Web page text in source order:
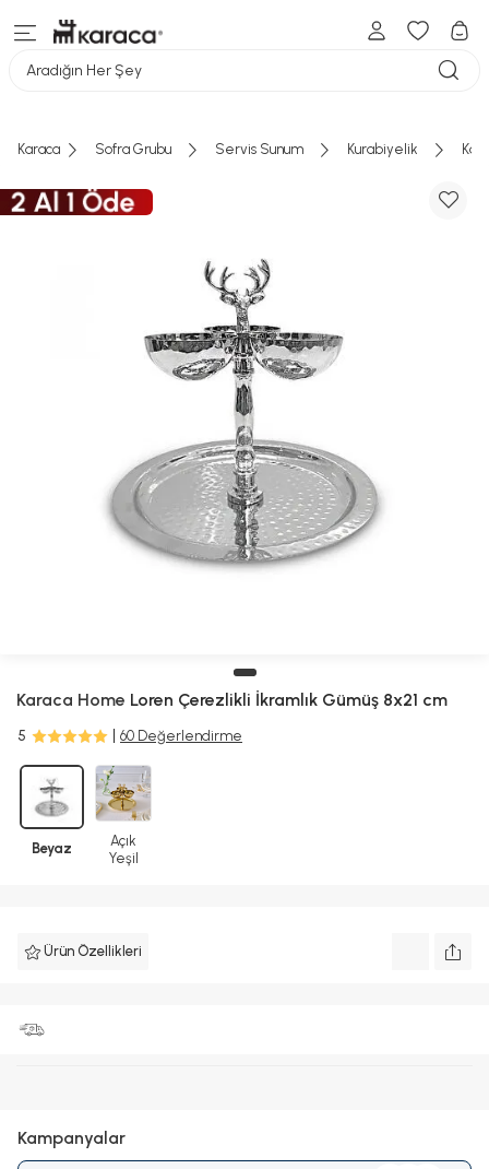
Aradığın Her Şey
Karaca Sofra Grubu Servis Sunum Kurabiyelik
Karaca Home Loren Çerezlikli İkramlık Gümüş 8x21 cm
5 60 Değerlendirme
Beyaz
Açık
Yeşil
Ürün Özellikleri
Kampanyalar